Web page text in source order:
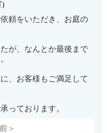
頼をいただき、お庭の
が、なんとか最後まで
、お客様もご満足して
っております。
＞